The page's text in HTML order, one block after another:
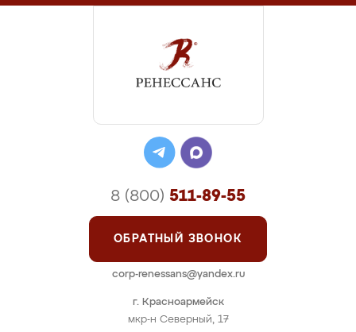
г. Красноармейск
мкр-н Северный, 17
8 (800) 511-89-55
ОБРАТНЫЙ ЗВОНОК
corp-renessans@yandex.ru